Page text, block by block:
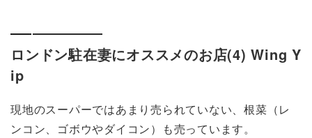
ロンドン駐在妻にオススメのお店(4) Wing Y
ip
現地のスーパーではあまり売られていない、根菜（レ
ンコン、ゴボウやダイコン）も売っています。